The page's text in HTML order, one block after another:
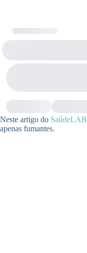
Neste artigo do SaúdeLAB
apenas fumantes.